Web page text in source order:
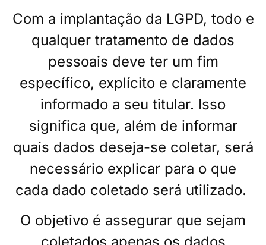
Com a implantação da LGPD, todo e
qualquer tratamento de dados
pessoais deve ter um fim
específico, explícito e claramente
informado a seu titular. Isso
significa que, além de informar
quais dados deseja-se coletar, será
necessário explicar para o que
cada dado coletado será utilizado.
O objetivo é assegurar que sejam
coletados apenas os dados